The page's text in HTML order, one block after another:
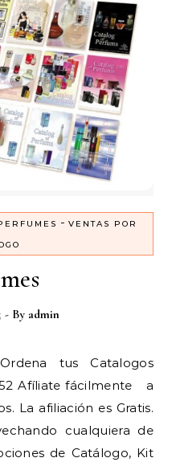
- VENTAS POR
- By admin
Afíliate fácilmente a
La afiliación es Gratis.
cualquiera de
de Catálogo, Kit